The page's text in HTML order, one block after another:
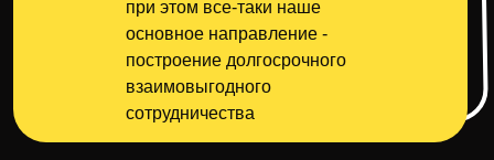
при этом все-таки наше
основное направление -
построение долгосрочного
взаимовыгодного
сотрудничества